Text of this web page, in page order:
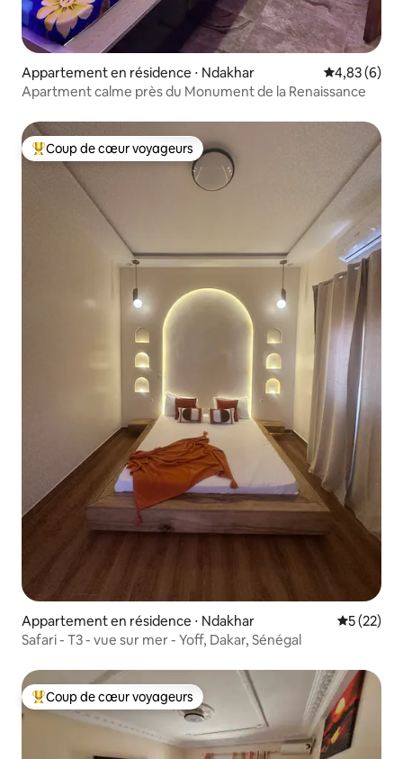
Appartement en résidence ⋅ Ndakhar Évaluation
4,83 (6)
Apartment calme près du Monument de la Renaissance
Coups de cœur voyageurs les plus appréciés
Coup de cœur voyageurs
Appartement en résidence ⋅ Ndakhar
5 (22)
Safari - T3 - vue sur mer - Yoff, Dakar, Sénégal
Coups de cœur voyageurs les plus appréciés
Coup de cœur voyageurs